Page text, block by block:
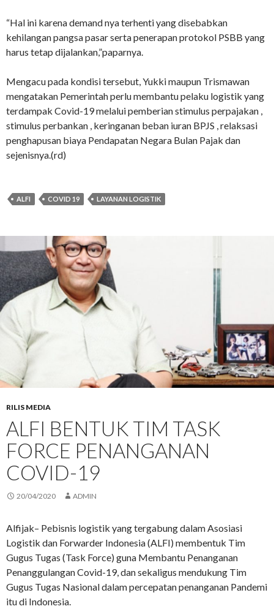
“Hal ini karena demand nya terhenti yang disebabkan
kehilangan pangsa pasar serta penerapan protokol PSBB yang
harus tetap dijalankan,”paparnya.
Mengacu pada kondisi tersebut, Yukki maupun Trismawan
mengatakan Pemerintah perlu membantu pelaku logistik yang
terdampak Covid-19 melalui pemberian stimulus perpajakan ,
stimulus perbankan , keringanan beban iuran BPJS , relaksasi
penghapusan biaya Pendapatan Negara Bulan Pajak dan
sejenisnya.(rd)
ALFI COVID 19 LAYANAN LOGISTIK
RILIS MEDIA
ALFI BENTUK TIM TASK
FORCE PENANGANAN
COVID-19
20/04/2020 ADMIN
Alfijak– Pebisnis logistik yang tergabung dalam Asosiasi
Logistik dan Forwarder Indonesia (ALFI) membentuk Tim
Gugus Tugas (Task Force) guna Membantu Penanganan
Penanggulangan Covid-19, dan sekaligus mendukung Tim
Gugus Tugas Nasional dalam percepatan penanganan Pandemi
itu di Indonesia.